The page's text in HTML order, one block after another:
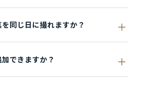
同じ日に撮れますか？
できますか？